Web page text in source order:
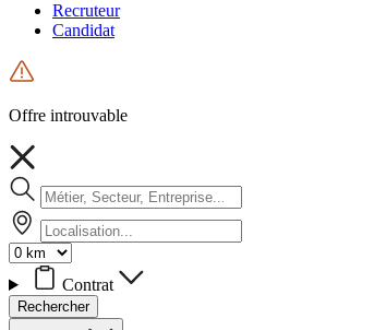
Recruteur
Candidat
Offre introuvable
Contrat
Rechercher